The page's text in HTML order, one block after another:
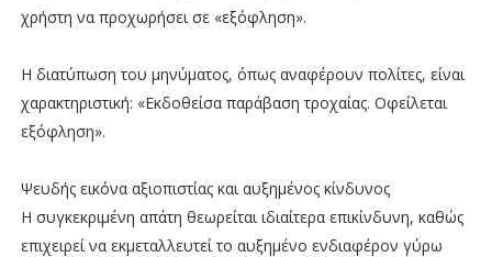
χρήστη να προχωρήσει σε «εξόφληση».
Η διατύπωση του μηνύματος, όπως αναφέρουν πολίτες, είναι
χαρακτηριστική: «Εκδοθείσα παράβαση τροχαίας. Οφείλεται
εξόφληση».
Ψευδής εικόνα αξιοπιστίας και αυξημένος κίνδυνος
Η συγκεκριμένη απάτη θεωρείται ιδιαίτερα επικίνδυνη, καθώς
επιχειρεί να εκμεταλλευτεί το αυξημένο ενδιαφέρον γύρω